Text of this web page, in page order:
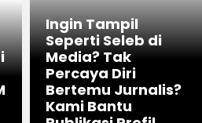
Ingin Tampil
Seperti Seleb di
Media? Tak
Percaya Diri
Bertemu Jurnalis?
Kami Bantu